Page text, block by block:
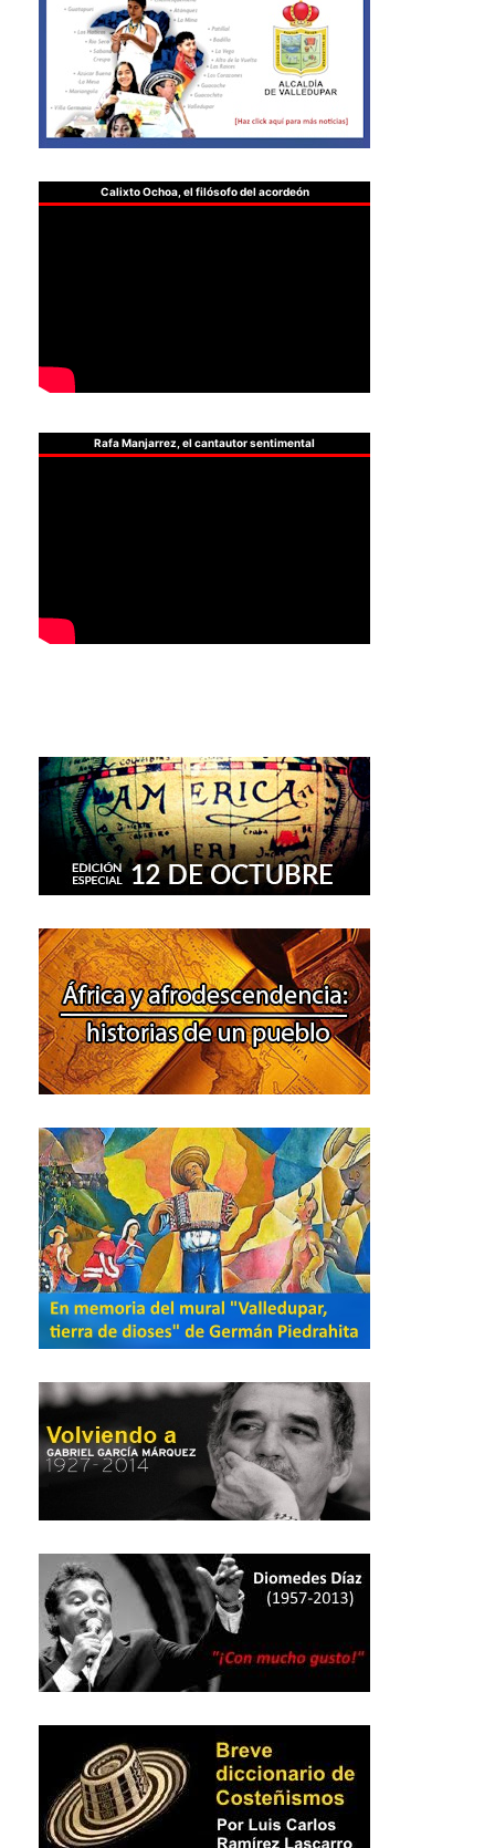
Calixto Ochoa, el filósofo del acordeón
Rafa Manjarrez, el cantautor sentimental